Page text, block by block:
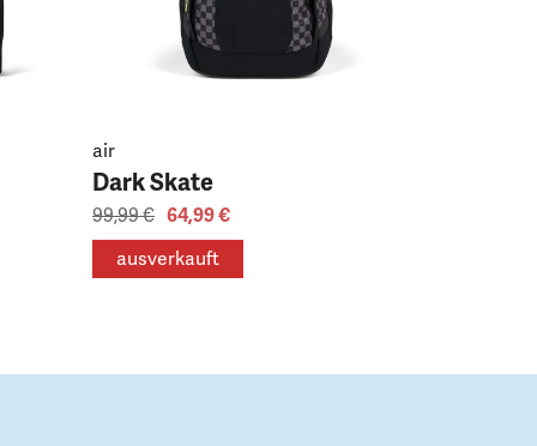
air
Dark Skate
99,99 € 64,99 €
ausverkauft